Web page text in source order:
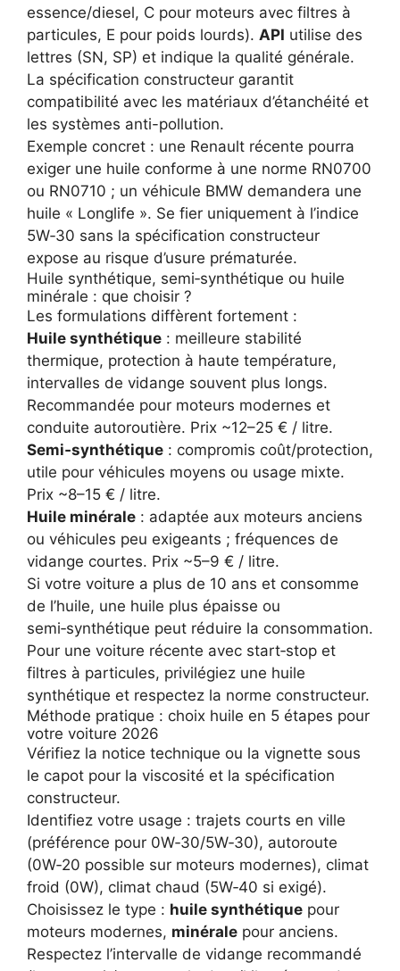
essence/diesel, C pour moteurs avec filtres à
particules, E pour poids lourds). API utilise des
lettres (SN, SP) et indique la qualité générale.
La spécification constructeur garantit
compatibilité avec les matériaux d’étanchéité et
les systèmes anti-pollution.
Exemple concret : une Renault récente pourra
exiger une huile conforme à une norme RN0700
ou RN0710 ; un véhicule BMW demandera une
huile « Longlife ». Se fier uniquement à l’indice
5W‑30 sans la spécification constructeur
expose au risque d’usure prématurée.
Huile synthétique, semi‑synthétique ou huile
minérale : que choisir ?
Les formulations diffèrent fortement :
Huile synthétique : meilleure stabilité
thermique, protection à haute température,
intervalles de vidange souvent plus longs.
Recommandée pour moteurs modernes et
conduite autoroutière. Prix ~12–25 € / litre.
Semi‑synthétique : compromis coût/protection,
utile pour véhicules moyens ou usage mixte.
Prix ~8–15 € / litre.
Huile minérale : adaptée aux moteurs anciens
ou véhicules peu exigeants ; fréquences de
vidange courtes. Prix ~5–9 € / litre.
Si votre voiture a plus de 10 ans et consomme
de l’huile, une huile plus épaisse ou
semi‑synthétique peut réduire la consommation.
Pour une voiture récente avec start‑stop et
filtres à particules, privilégiez une huile
synthétique et respectez la norme constructeur.
Méthode pratique : choix huile en 5 étapes pour
votre voiture 2026
Vérifiez la notice technique ou la vignette sous
le capot pour la viscosité et la spécification
constructeur.
Identifiez votre usage : trajets courts en ville
(préférence pour 0W‑30/5W‑30), autoroute
(0W‑20 possible sur moteurs modernes), climat
froid (0W), climat chaud (5W‑40 si exigé).
Choisissez le type : huile synthétique pour
moteurs modernes, minérale pour anciens.
Respectez l’intervalle de vidange recommandé